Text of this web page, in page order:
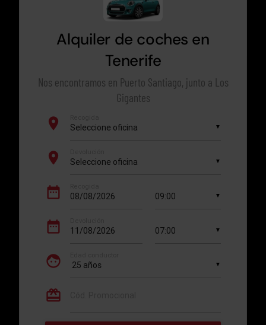
Alquiler de coches en
Tenerife
Nos encontramos en Puerto Santiago, junto a Los
Gigantes